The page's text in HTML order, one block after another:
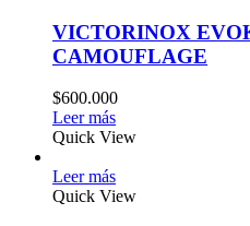
VICTORINOX
CAMOUFLAGE
$600.000
Leer más
Quick View
Leer más
Quick View